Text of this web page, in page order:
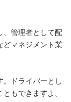
、管理者として配
どマネジメント業
。ドライバーとし
もできますよ。